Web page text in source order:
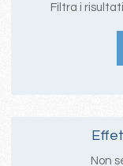
Filtra i
Non